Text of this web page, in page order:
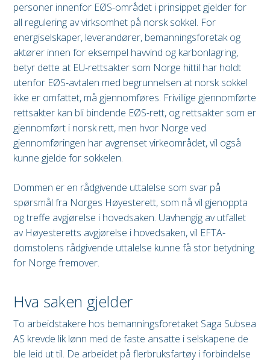
personer innenfor EØS-området i prinsippet gjelder for
all regulering av virksomhet på norsk sokkel. For
energiselskaper, leverandører, bemanningsforetak og
aktører innen for eksempel havvind og karbonlagring,
betyr dette at EU-rettsakter som Norge hittil har holdt
utenfor EØS-avtalen med begrunnelsen at norsk sokkel
ikke er omfattet, må gjennomføres. Frivillige gjennomførte
rettsakter kan bli bindende EØS-rett, og rettsakter som er
gjennomført i norsk rett, men hvor Norge ved
gjennomføringen har avgrenset virkeområdet, vil også
kunne gjelde for sokkelen.
Dommen er en rådgivende uttalelse som svar på
spørsmål fra Norges Høyesterett, som nå vil gjenoppta
og treffe avgjørelse i hovedsaken. Uavhengig av utfallet
av Høyesteretts avgjørelse i hovedsaken, vil EFTA-
domstolens rådgivende uttalelse kunne få stor betydning
for Norge fremover.
Hva saken gjelder
To arbeidstakere hos bemanningsforetaket Saga Subsea
AS krevde lik lønn med de faste ansatte i selskapene de
ble leid ut til. De arbeidet på flerbruksfartøy i forbindelse